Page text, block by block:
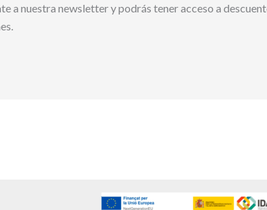
a nuestra newsletter y podrás tener acceso a